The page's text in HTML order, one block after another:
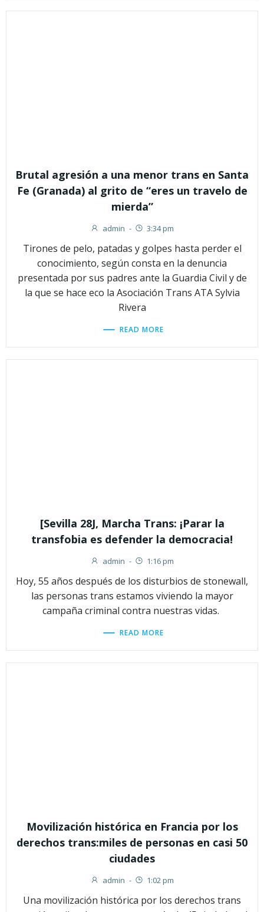
Brutal agresión a una menor trans en Santa
Fe (Granada) al grito de “eres un travelo de
mierda”
admin - 3:34 pm
Tirones de pelo, patadas y golpes hasta perder el
conocimiento, según consta en la denuncia
presentada por sus padres ante la Guardia Civil y de
la que se hace eco la Asociación Trans ATA Sylvia
Rivera
READ MORE
[Sevilla 28J, Marcha Trans: ¡Parar la
transfobia es defender la democracia!
admin - 1:16 pm
Hoy, 55 años después de los disturbios de stonewall,
las personas trans estamos viviendo la mayor
campaña criminal contra nuestras vidas.
READ MORE
Movilización histórica en Francia por los
derechos trans:miles de personas en casi 50
ciudades
admin - 1:02 pm
Una movilización histórica por los derechos trans